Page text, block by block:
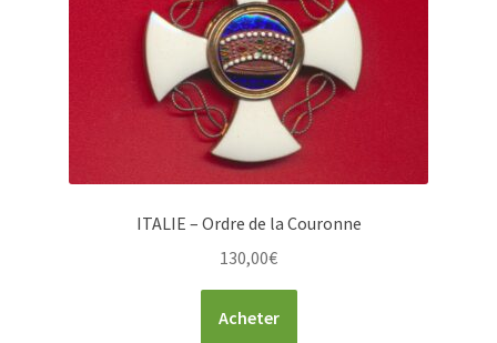
ITALIE – Ordre de la Couronne
130,00€
Acheter